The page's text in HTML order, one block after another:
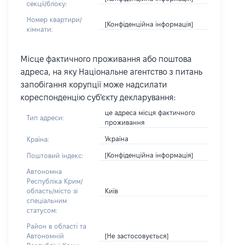
секції/блоку:
Номер квартири/
кімнати:
[Конфіденційна інформація]
Місце фактичного проживання або поштова
адреса, на яку Національне агентство з питань
запобігання корупції може надсилати
кореспонденцію суб'єкту декларування:
Тип адреси:
це адреса місця фактичного
проживання
Країна: Україна
Поштовий індекс: [Конфіденційна інформація]
Автономна
Республіка Крим/
область/місто зі
спеціальним
статусом:
Київ
Район в області та
Автономній
[Не застосовується]